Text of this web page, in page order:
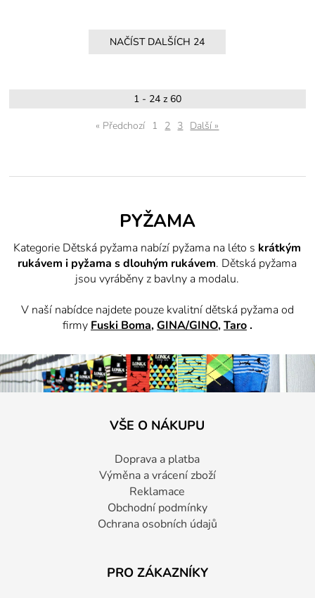
1 - 24 z 60
« Předchozí
1 2 3 Další »
PYŽAMA
Kategorie Dětská pyžama nabízí pyžama na léto s krátkým
rukávem i pyžama s dlouhým rukávem. Dětská pyžama
jsou vyráběny z bavlny a modalu.
V naší nabídce najdete pouze kvalitní dětská pyžama od
firmyFuski Boma,GINA/GINO,Taro.
VŠE O NÁKUPU
Doprava a platba
Výměna a vrácení zboží
Reklamace
Obchodní podmínky
Ochrana osobních údajů
PRO ZÁKAZNÍKY